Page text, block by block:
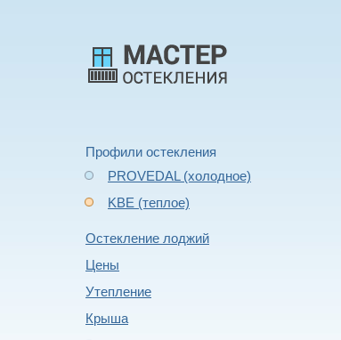
Профили остекления
PROVEDAL (холодное)
KBE (теплое)
Остекление лоджий
Цены
Утепление
Крыша